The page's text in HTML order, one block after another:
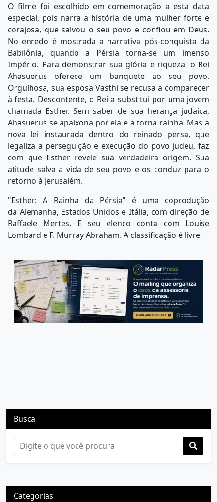
O filme foi escolhido em comemoração a esta data
especial, pois narra a história de uma mulher forte e
corajosa, que salvou o seu povo e confiou em Deus.
No enredo é mostrada a narrativa pós-conquista da
Babilônia, quando a Pérsia torna-se um imenso
Império. Para demonstrar sua glória e riqueza, o Rei
Ahasuerus oferece um banquete ao seu povo.
Orgulhosa, sua esposa Vasthi se recusa a comparecer
à festa. Descontente, o Rei a substitui por uma jovem
chamada Esther. Sem saber de sua herança judaica,
Ahasuerus se apaixona por ela e a torna rainha. Mas a
nova lei instaurada dentro do reinado persa, que
legaliza a perseguição e execução do povo judeu, faz
com que Esther revele sua verdadeira origem. Sua
atitude salva a vida de seu povo e os conduz para o
retorno à Jerusalém.
"Esther: A Rainha da Pérsia" é uma coprodução
da Alemanha, Estados Unidos e Itália, com direção de
Raffaele Mertes. E seu elenco conta com Louise
Lombard e F. Murray Abraham. A classificação é livre.
Busca
Categorias